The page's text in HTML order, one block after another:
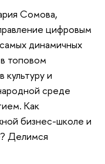
Сомова,
цифровым
динамичных
топовом
культуру и
среде
Как
бизнес-школе и
Делимся